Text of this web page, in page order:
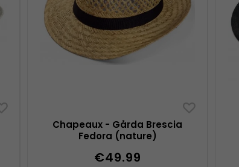
Chapeaux - Gårda Brescia
Fedora (nature)
€49.99